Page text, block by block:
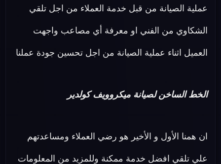
عملية الصيانة من قبل خدمة العملاء من اجل تلقي
الشكاوي من الفني او معرفة أي مصاعب واجهت
العميل اثناء عملية الصيانة من اجل تحسين جودة عملنا
الخط الساخن لصيانة ميكروويف كولدير
ان همنا الأول و الأخير هو رضي العملاء ومساعدتهم
علي تلقي افضل خدمة ممكنة وللمزيد من المعلومات